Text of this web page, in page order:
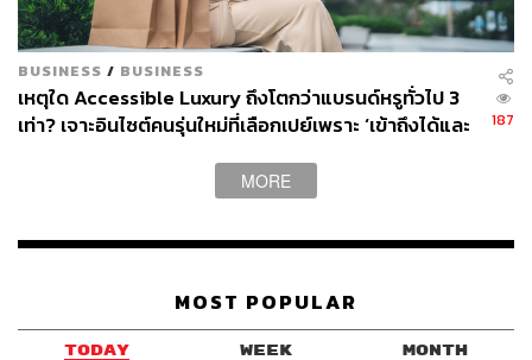
BUSINESS / BUSINESS
เหตุใด Accessible Luxury ถึงโตกว่าแบรนด์หรูทั่วไป 3
เท่า? เจาะอินไซต์คนรุ่นใหม่ที่เลือกเปย์เพราะ ‘เข้าถึงได้และ
187
MORE
MOST POPULAR
TODAY WEEK MONTH